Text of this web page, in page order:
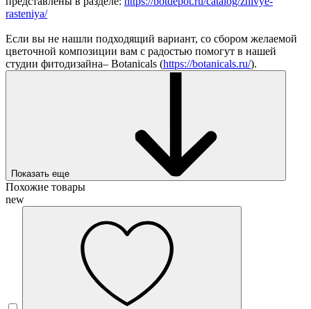
rasteniya/
Если вы не нашли подходящий вариант, со сбором желаемой
цветочной композиции вам с радостью помогут в нашей
студии фитодизайна– Botanicals (https://botanicals.ru/).
Показать еще
Похожие товары
new